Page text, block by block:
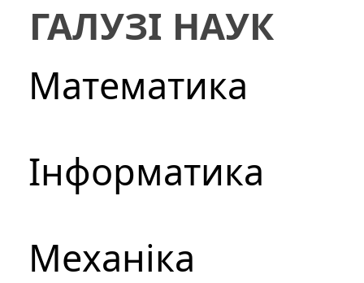
ГАЛУЗІ НАУК
Математика
Інформатика
Механіка